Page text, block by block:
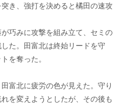
き、強打を決めると橘田の速攻
巧みに攻撃を組み立て、セミの
た。田富北は終始リードを守
を奪った。
富北に疲労の色が見えた。守り
を変えようとしたが、その後も